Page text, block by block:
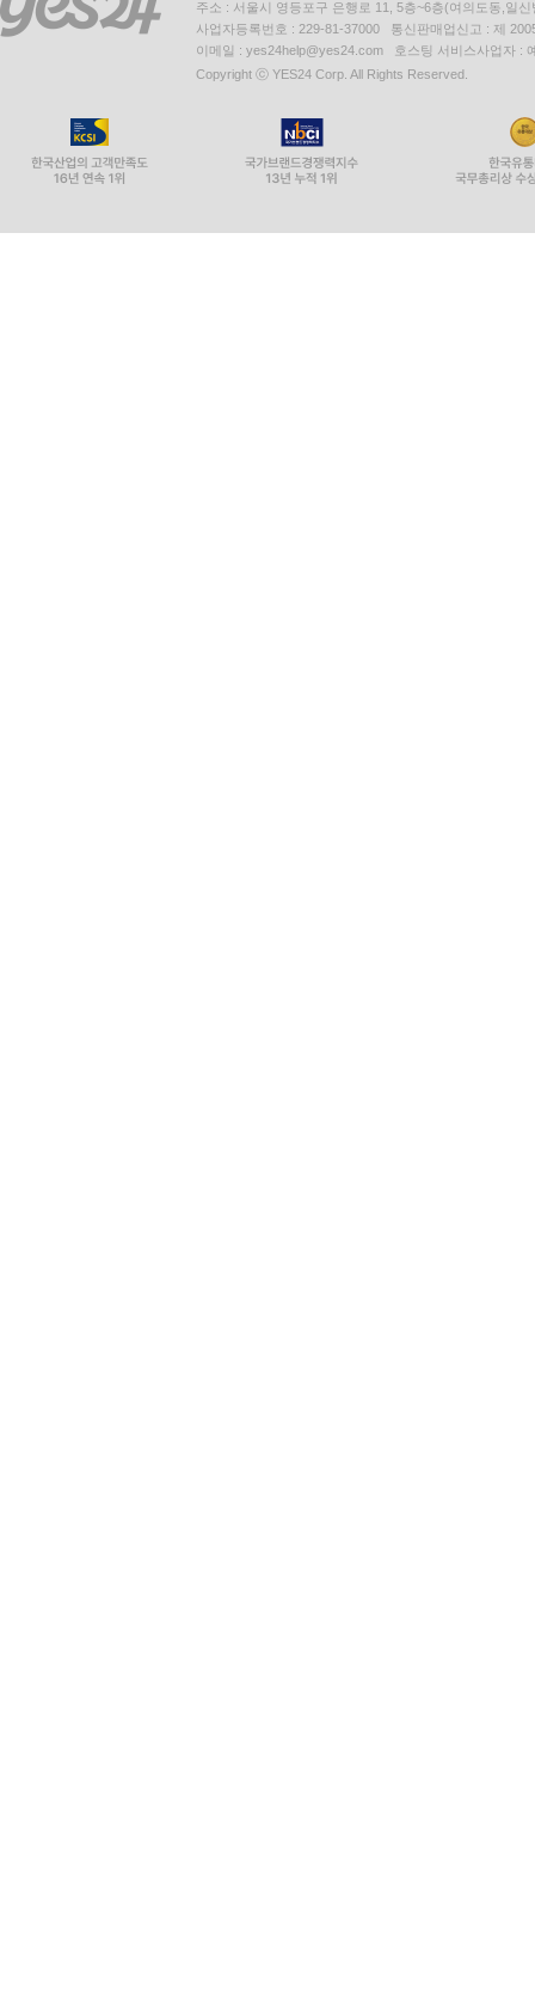
주소 : 서울시 영등포구 은행로 11, 5층~6층(여의도동,일신
사업자등록번호 : 229-81-37000 통신판매업신고 : 제
이메일 : yes24help@yes24.com 호스팅 서비스사업자 :
Copyright ⓒ YES24 Corp. All Rights Reserved.